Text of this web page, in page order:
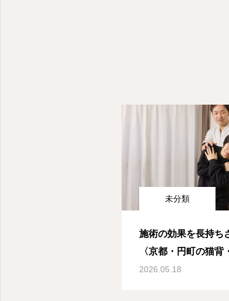
未分類
施術の効果を長持ち
〈京都・円町の猫背
整体はReForz〉
2026.05.18